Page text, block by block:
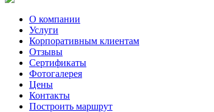
О компании
Услуги
Корпоративным клиентам
Отзывы
Сертификаты
Фотогалерея
Цены
Контакты
Построить маршрут